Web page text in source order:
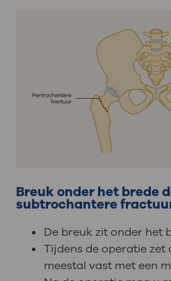
Breuk onder het brede
subtrochantere
De breuk zit onder het
Tijdens de operatie zet
meestal vast met een